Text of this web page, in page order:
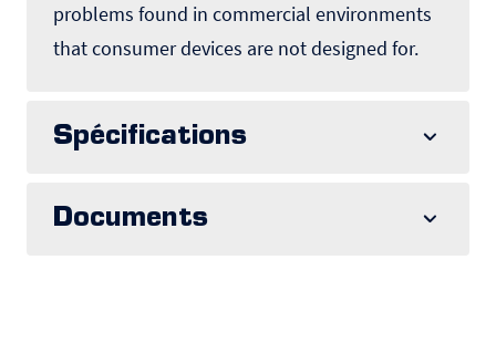
problems found in commercial environments
that consumer devices are not designed for.
Spécifications
Documents